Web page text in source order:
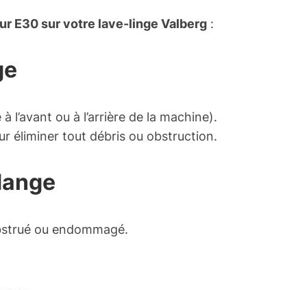
E30 sur votre lave-linge Valberg :
ou à l’arrière de la machine).
éliminer tout débris ou obstruction.
ou endommagé.